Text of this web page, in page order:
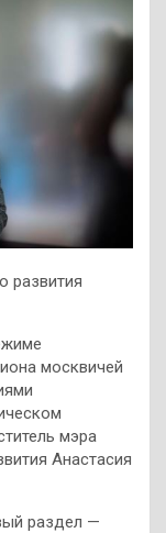
развития
москвичей
мэра
Анастасия
раздел —